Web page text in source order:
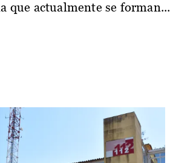
que actualmente se forman...